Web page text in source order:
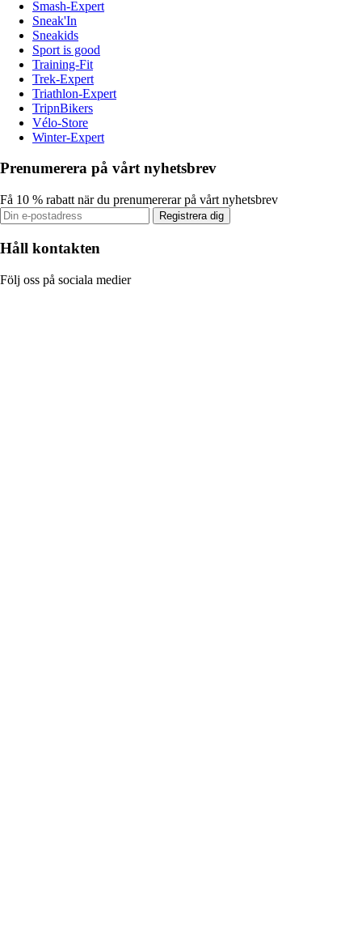
Smash-Expert
Sneak'In
Sneakids
Sport is good
Training-Fit
Trek-Expert
Triathlon-Expert
TripnBikers
Vélo-Store
Winter-Expert
Prenumerera på vårt nyhetsbrev
Få 10 % rabatt när du prenumererar på vårt nyhetsbrev
Registrera dig
Håll kontakten
Följ oss på sociala medier